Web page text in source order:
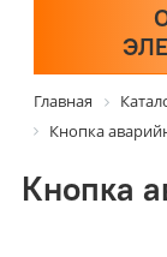
Главная
Кнопка
Кнопка